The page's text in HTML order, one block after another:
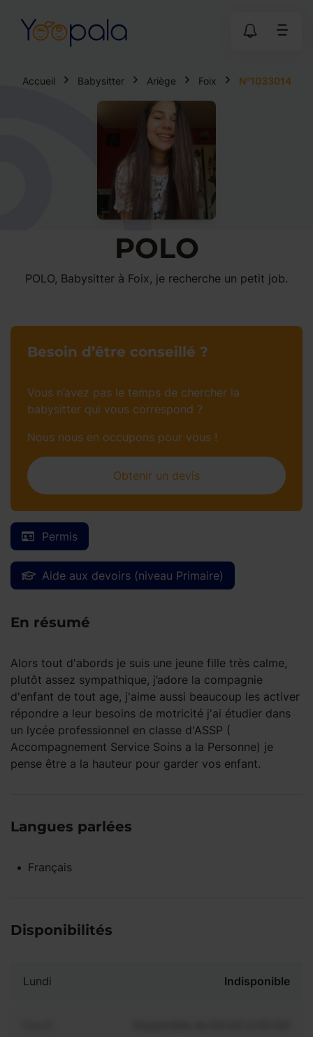
Accueil Babysitter Ariège Foix N°1033014
POLO
POLO, Babysitter à Foix, je recherche un petit job.
Permis
Aide aux devoirs (niveau Primaire)
En résumé
Alors tout d'abords je suis une jeune fille très calme,
plutôt assez sympathique, j’adore la compagnie
d'enfant de tout age, j'aime aussi beaucoup les activer
répondre a leur besoins de motricité j'ai étudier dans
un lycée professionnel en classe d'ASSP (
Accompagnement Service Soins a la Personne) je
pense être a la hauteur pour garder vos enfant.
Langues parlées
Français
Disponibilités
Lundi Indisponible
Besoin d’être conseillé ?
Vous n’avez pas le temps de chercher la
babysitter qui vous correspond ?
Nous nous en occupons pour vous !
Obtenir un devis